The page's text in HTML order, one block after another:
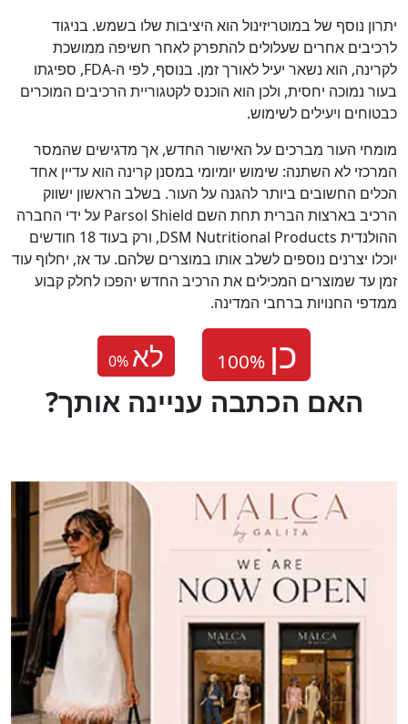
יתרון נוסף של במוטריזינול הוא היציבות שלו בשמש. בניגוד
לרכיבים אחרים שעלולים להתפרק לאחר חשיפה ממושכת
לקרינה, הוא נשאר יעיל לאורך זמן. בנוסף, לפי ה-FDA, ספיגתו
בעור נמוכה יחסית, ולכן הוא הוכנס לקטגוריית הרכיבים המוכרים
כבטוחים ויעילים לשימוש.
מומחי העור מברכים על האישור החדש, אך מדגישים שהמסר
המרכזי לא השתנה: שימוש יומיומי במסנן קרינה הוא עדיין אחד
הכלים החשובים ביותר להגנה על העור. בשלב הראשון ישווק
הרכיב בארצות הברית תחת השם Parsol Shield על ידי החברה
ההולנדית DSM Nutritional Products, ורק בעוד 18 חודשים
יוכלו יצרנים נוספים לשלב אותו במוצרים שלהם. עד אז, יחלוף עוד
זמן עד שמוצרים המכילים את הרכיב החדש יהפכו לחלק קבוע
ממדפי החנויות ברחבי המדינה.
0% לא
?האם הכתבה עניינה אותך